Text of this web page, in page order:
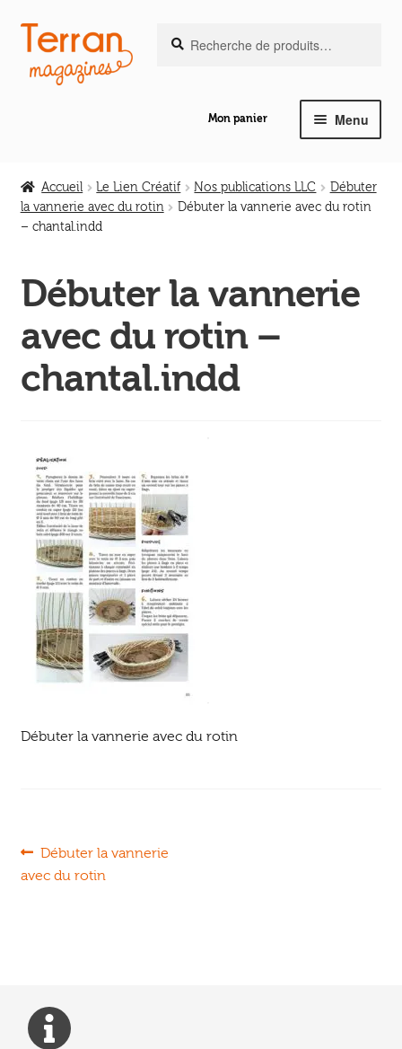
Aller
la
Aller
au
contenu
pour :
Mon panier Menu
le
menu
Abeilles en liberté
enfant
Les ouvrages
Ouvrir
le
Accueil Le Lien Créatif Nos publications LLC
Débuter
la vannerie avec du rotin
Débuter la vannerie avec du rotin
– chantal.indd
Débuter la vannerie
avec du rotin –
chantal.indd
Débuter la vannerie avec du rotin
Navigation
Article
précédent :
Débuter la vannerie
avec du rotin